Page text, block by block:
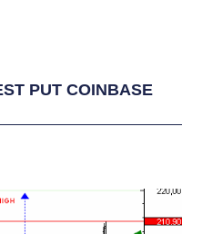
PUT COINBASE